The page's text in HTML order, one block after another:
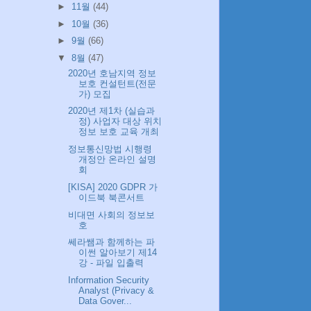
► 11월 (44)
► 10월 (36)
► 9월 (66)
▼ 8월 (47)
2020년 호남지역 정보
보호 컨설턴트(전문
가) 모집
2020년 제1차 (실습과
정) 사업자 대상 위치
정보 보호 교육 개최
정보통신망법 시행령
개정안 온라인 설명
회
[KISA] 2020 GDPR 가
이드북 북콘서트
비대면 사회의 정보보
호
쎄라쌤과 함께하는 파
이썬 알아보기 제14
강 - 파일 입출력
Information Security
Analyst (Privacy &
Data Gover...